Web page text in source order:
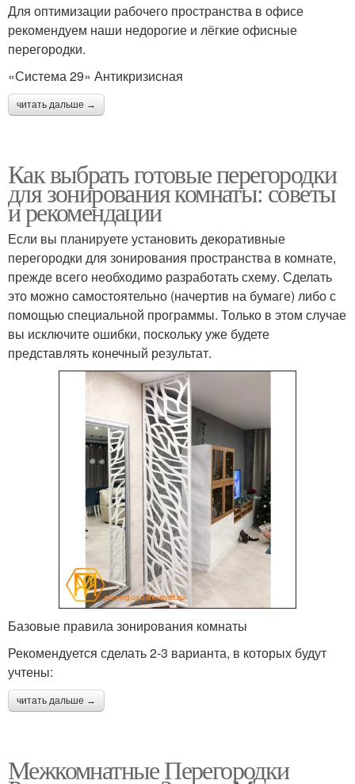
Для оптимизации рабочего пространства в офисе
рекомендуем наши недорогие и лёгкие офисные
перегородки.
«Система 29» Антикризисная
читать дальше →
Как выбрать готовые перегородки
для зонирования комнаты: советы
и рекомендации
Если вы планируете установить декоративные
перегородки для зонирования пространства в комнате,
прежде всего необходимо разработать схему. Сделать
это можно самостоятельно (начертив на бумаге) либо с
помощью специальной программы. Только в этом случае
вы исключите ошибки, поскольку уже будете
представлять конечный результат.
Базовые правила зонирования комнаты
Рекомендуется сделать 2-3 варианта, в которых будут
учтены:
читать дальше →
Межкомнатные Перегородки